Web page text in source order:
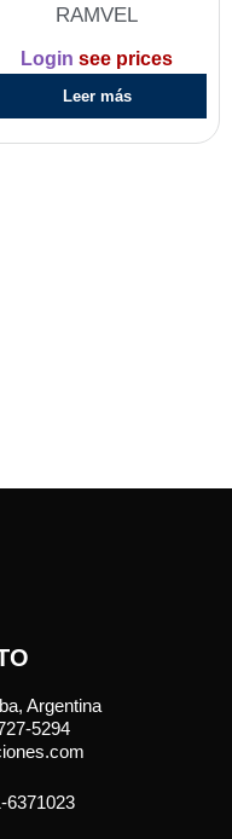
RAMVEL
Login see prices
Leer más
Argentina
5294
6371023